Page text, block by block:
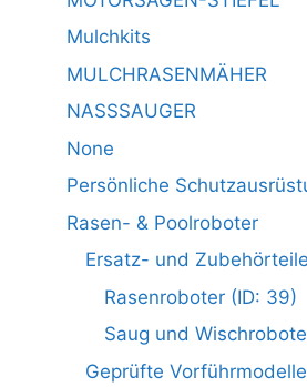
Mulchkits
MULCHRASENMÄHER
NASSSAUGER
None
Persönliche
Rasen- & Poolroboter
Ersatz- und Zubehörteile
Rasenroboter (ID: 39)
Saug und
Geprüfte Vorführmodelle